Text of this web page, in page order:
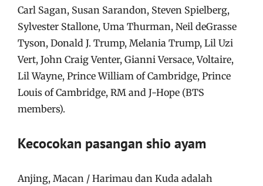
Carl Sagan, Susan Sarandon, Steven Spielberg,
Sylvester Stallone, Uma Thurman, Neil deGrasse
Tyson, Donald J. Trump, Melania Trump, Lil Uzi
Vert, John Craig Venter, Gianni Versace, Voltaire,
Lil Wayne, Prince William of Cambridge, Prince
Louis of Cambridge, RM and J-Hope (BTS
members).
Kecocokan pasangan shio ayam
Anjing, Macan / Harimau dan Kuda adalah